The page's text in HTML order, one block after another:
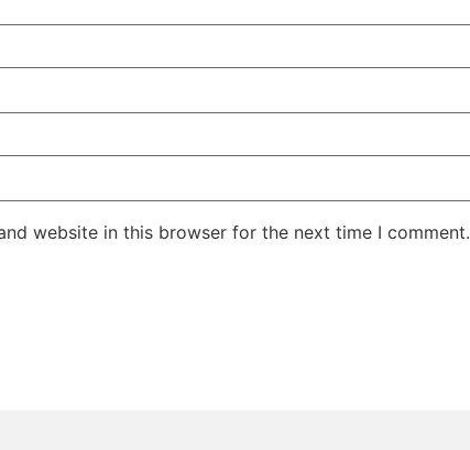
website in this browser for the next time I comment.